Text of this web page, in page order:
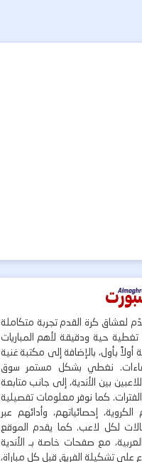
كرة القدم تجربة متكاملة
حية ودقيقة لأهم المباريات
أولاً بأول، بالإضافة إلى مكتبة غنية
نغطي بشكل مستمر سوق
بين الأندية، إلى جانب متابعة
كما نوفر معلومات تفصيلية
إحصائياتهم، وأدائهم عبر
لكل لاعب. كما يقدم الموقع
مع صفحات خاصة بـ الأندية
على تشكيلة الفريق قبل كل مباراة،